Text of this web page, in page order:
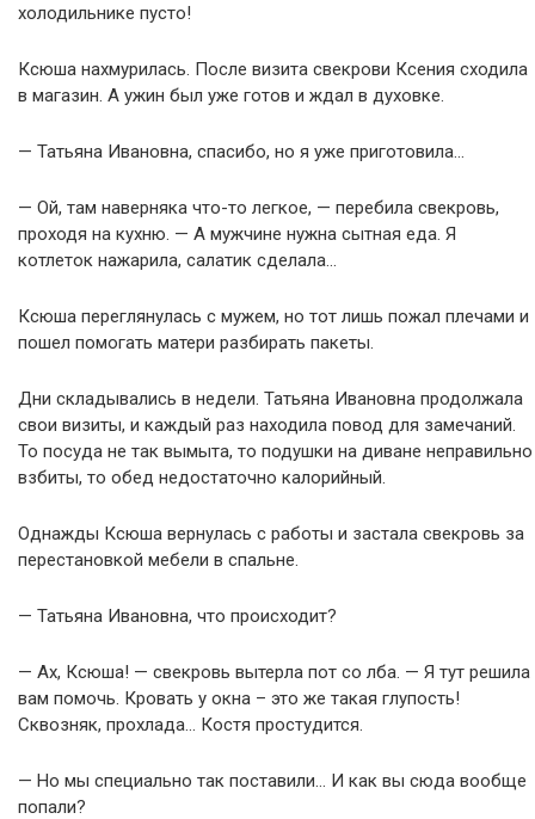
холодильнике пусто!
Ксюша нахмурилась. После визита свекрови Ксения сходила
в магазин. А ужин был уже готов и ждал в духовке.
— Татьяна Ивановна, спасибо, но я уже приготовила…
— Ой, там наверняка что-то легкое, — перебила свекровь,
проходя на кухню. — А мужчине нужна сытная еда. Я
котлеток нажарила, салатик сделала…
Ксюша переглянулась с мужем, но тот лишь пожал плечами и
пошел помогать матери разбирать пакеты.
Дни складывались в недели. Татьяна Ивановна продолжала
свои визиты, и каждый раз находила повод для замечаний.
То посуда не так вымыта, то подушки на диване неправильно
взбиты, то обед недостаточно калорийный.
Однажды Ксюша вернулась с работы и застала свекровь за
перестановкой мебели в спальне.
— Татьяна Ивановна, что происходит?
— Ах, Ксюша! — свекровь вытерла пот со лба. — Я тут решила
вам помочь. Кровать у окна – это же такая глупость!
Сквозняк, прохлада… Костя простудится.
— Но мы специально так поставили… И как вы сюда вообще
попали?